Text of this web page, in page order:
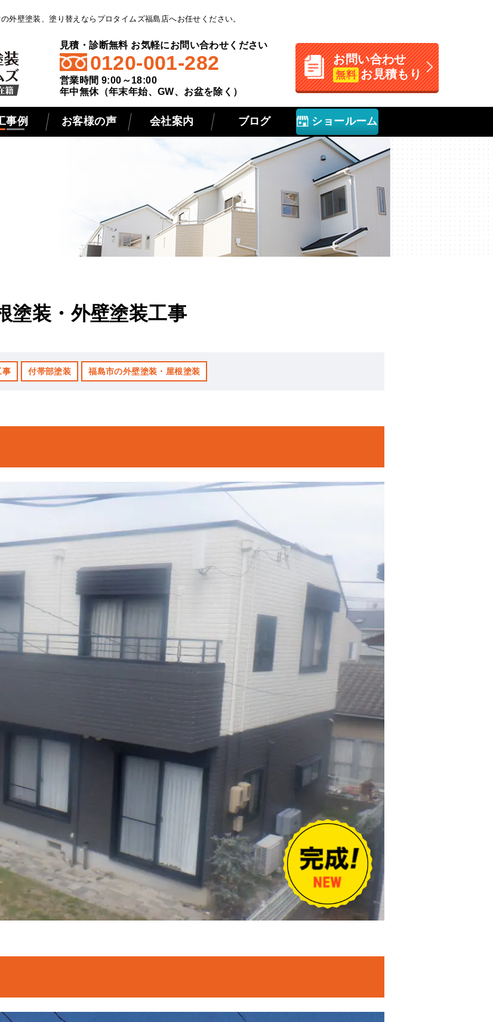
壁塗装、塗り替えならプロタイムズ福島店へお任せください。
見積・診断無料 お気軽にお問い合わせください
0120-001-282
営業時間 9:00～18:00
年中無休（年末年始、GW、お盆を除く）
お問い合わせ
無料 お見積もり
事例 お客様の声 会社案内 ブログ ショールーム
塗装・外壁塗装工事
事 付帯部塗装 福島市の外壁塗装・屋根塗装